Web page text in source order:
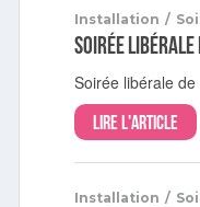
Installation /
Soirée
Soirée libérale
Lire l'article
Installation /